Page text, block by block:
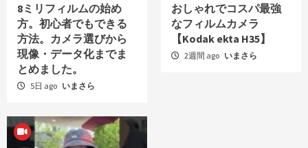
8ミリフィルムの始め
方。初心者でもできる
方法。カメラ選びから
現像・データ化までま
とめました。
5日 ago いまさら
おしゃれでコスパ最強
なフィルムカメラ
【Kodak ekta H35】
2週間 ago いまさら